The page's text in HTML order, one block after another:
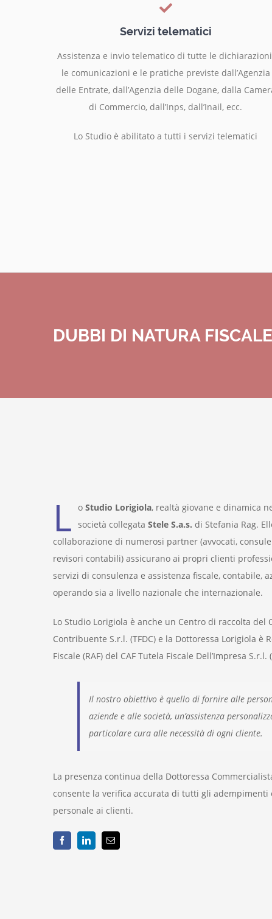
Servizi telematici
Assistenza e invio telematico di tutte le
le comunicazioni e le pratiche previste dall’Agenzia
delle Entrate, dall’Agenzia delle Dogane, dalla
di Commercio, dall’Inps, dall’Inail, ecc.
Lo Studio è abilitato a tutti i servizi telematici
DUBBI DI NATURA
L o Studio Lorigiola, realtà giovane e dinamica
società collegata Stele S.a.s. di Stefania Rag.
collaborazione di numerosi partner (avvocati,
revisori contabili) assicurano ai propri clienti
servizi di consulenza e assistenza fiscale, contabile,
operando sia a livello nazionale che internazionale.
Lo Studio Lorigiola è anche un Centro di raccolta del
Contribuente S.r.l. (TFDC) e la Dottoressa Lorigiola è
Fiscale (RAF) del CAF Tutela Fiscale Dell’Impresa S.r.l.
Il nostro obiettivo è quello di fornire alle
aziende e alle società, un’assistenza
particolare cura alle necessità di ogni cliente.
La presenza continua della Dottoressa
consente la verifica accurata di tutti gli adempimenti
personale ai clienti.